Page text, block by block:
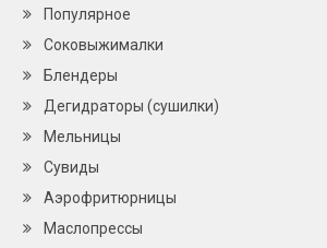
Популярное
Cоковыжималки
Блендеры
Дегидраторы (сушилки)
Мельницы
Сувиды
Аэрофритюрницы
Маслопрессы